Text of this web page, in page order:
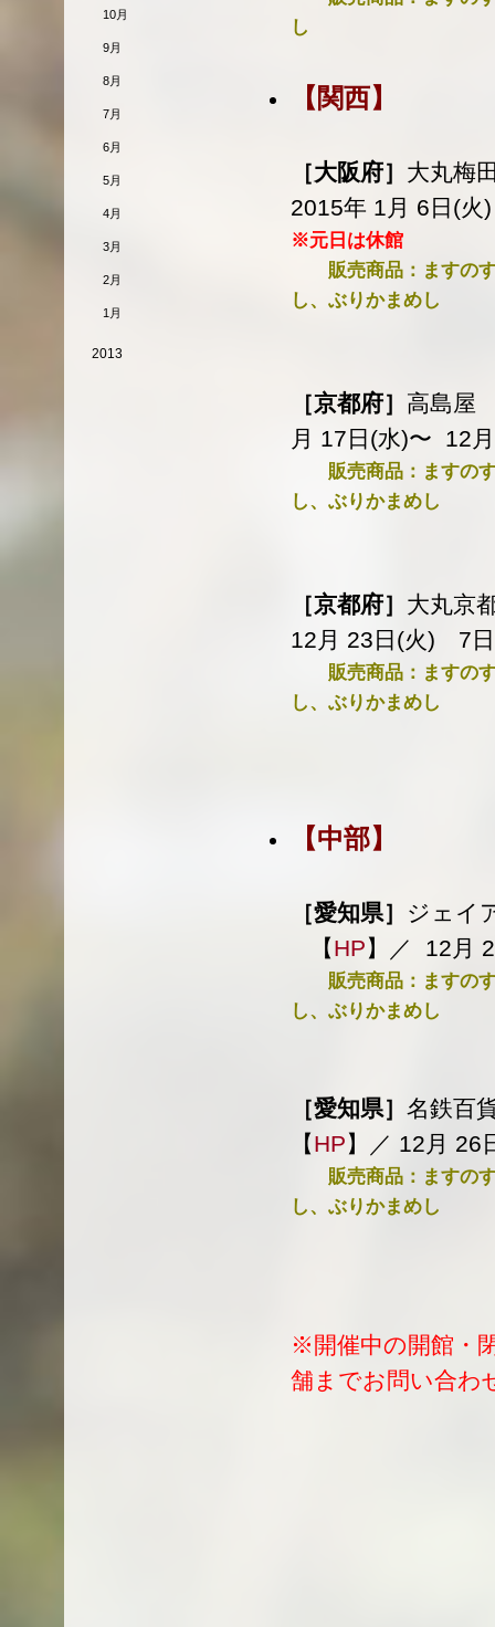
し
【関西】
［大阪府］ 大丸梅
2015年 1月 6日(
※元日は休館
販売商品：ますの
し、ぶりかまめし
［京都府］ 高島屋
月 17日(水)〜 12
販売商品：ますのす
し、ぶりかまめし
［京都府］ 大丸京
12月 23日(火) 7
販売商品：ますのす
し、ぶりかまめし
【中部】
［愛知県］
ジェイ
【HP】／ 12月
販売商品：ますのす
し、ぶりかまめし
［愛知県］ 名鉄百
【HP】／ 12月
販売商品：ますのす
し、ぶりかまめし
※開催中の開館・
舗までお問い合わ
10月
9月
8月
7月
6月
5月
4月
3月
2月
1月
2013